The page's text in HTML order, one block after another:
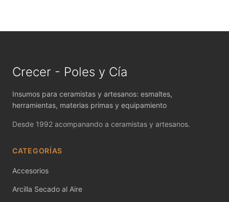
MAYCO FIRED PRODUCTS ACCESSORI
MAYCO FOUNDATIONS OPAQUE
MAYCO FOUNDATIONS SHEER
MAYCO FUNDAMENTALS UNDERGLAZES
MAYCO JUNGLE GEMS
MAYCO MAGIC METALLICS
Crecer - Poles y Cía
Insumos para ceramistas y artesanos: esmaltes,
herramientas, materias primas y equipamiento
Desde 1992 acompanando a ceramistas y artesanos.
CATEGORÍAS
Accesorios
Arcilla Secado al Aire